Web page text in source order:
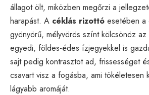
állagot ölt, miközben megőrzi a
harapást. A céklás rizottó esetében a
gyönyörű, mélyvörös színt kölcsönöz az
egyedi, földes-édes ízjegyekkel is
sajt pedig kontrasztot ad, frissességet
csavart visz a fogásba, ami tökéletesen
lágyabb aromáját.